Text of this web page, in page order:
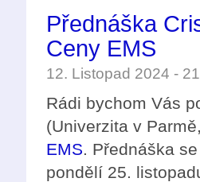
Přednáška
Ceny EMS
12. Listopad 2024 -
Rádi bychom Vás
(Univerzita v
EMS . Přednáška
pondělí 25.